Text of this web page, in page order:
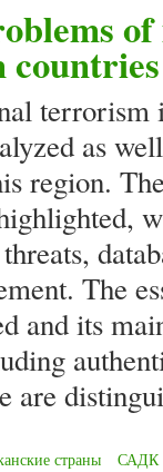
as
region.
The
and its
are
страны САДК